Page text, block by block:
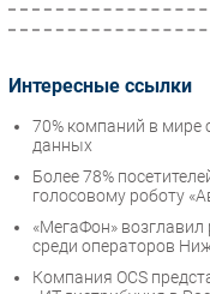
Интересные ссылки
70% компаний в мире
данных
Более 78%
голосовому роботу
«МегаФон» возглавил
среди операторов
Компания OCS